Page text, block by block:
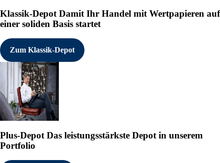
Klassik-DepotDamit Ihr Handel mit Wertpapieren auf
einer soliden Basis startet
Zum Klassik-Depot
Plus-Depot Das leistungsstärkste Depot in unserem
Portfolio